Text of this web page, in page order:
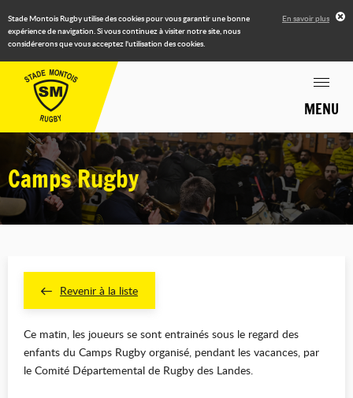
Stade Montois Rugby utilise des cookies pour vous garantir une bonne
expérience de navigation. Si vous continuez à visiter notre site, nous
considérerons que vous acceptez l'utilisation des cookies.
En savoir plus
MENU
Camps Rugby
Revenir à la liste
Ce matin, les joueurs se sont entrainés sous le regard des
enfants du Camps Rugby organisé, pendant les vacances, par
le Comité Départemental de Rugby des Landes.